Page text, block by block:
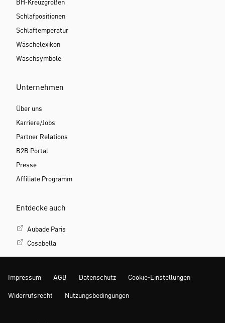
BH-Kreuzgrößen
Schlafpositionen
Schlaftemperatur
Wäschelexikon
Waschsymbole
Unternehmen
Über uns
Karriere/Jobs
Partner Relations
B2B Portal
Presse
Affiliate Programm
Entdecke auch
Aubade Paris
Cosabella
Impressum AGB Datenschutz Cookie-Einstellungen
Widerrufsrecht Nutzungsbedingungen